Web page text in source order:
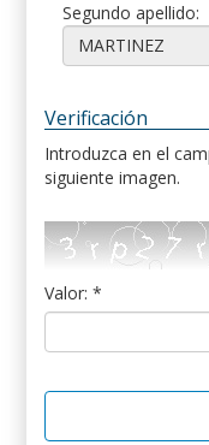
Segundo apellido:
Verificación
Introduzca en el
siguiente imagen.
Valor: *